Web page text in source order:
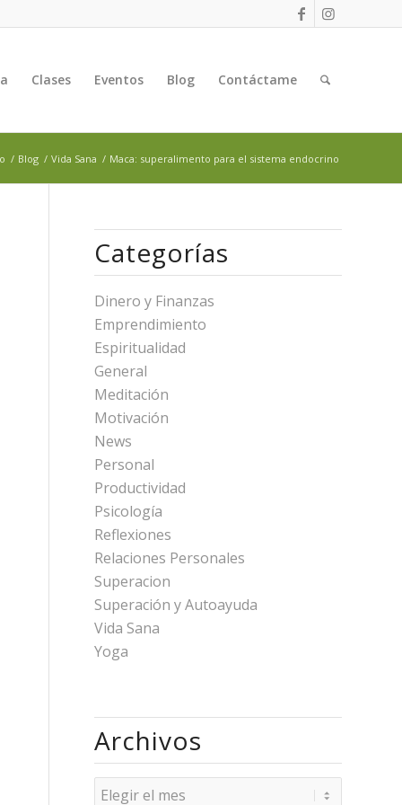
Clases Eventos Blog Contáctame
/ Blog / Vida Sana / Maca: superalimento para el sistema endocrino
Categorías
Dinero y Finanzas
Emprendimiento
Espiritualidad
General
Meditación
Motivación
News
Personal
Productividad
Psicología
Reflexiones
Relaciones Personales
Superacion
Superación y Autoayuda
Vida Sana
Yoga
Archivos